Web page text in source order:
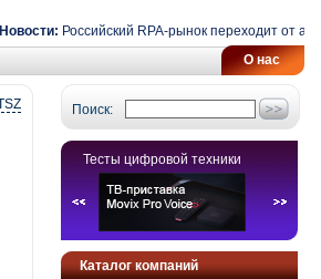
Российский RPA-рынок переходит от
О нас
Поиск:
Тесты цифровой техники
Каталог компаний